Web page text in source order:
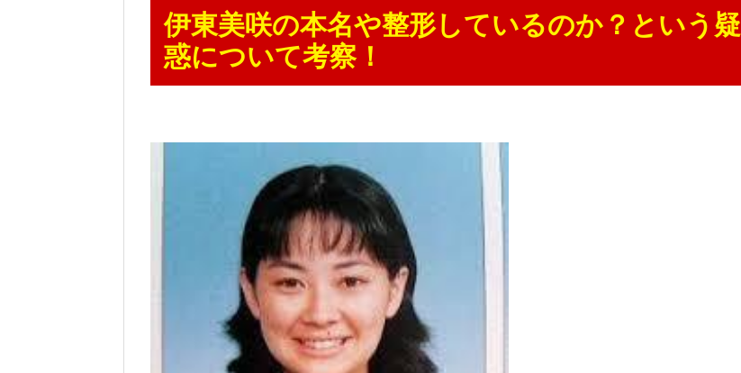
伊東美咲の本名や整形しているのか？という疑
惑について考察！